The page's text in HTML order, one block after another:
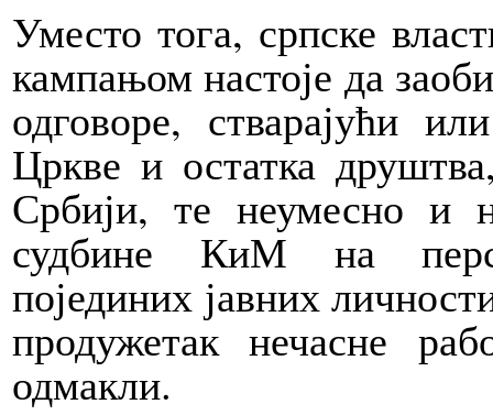
Уместо тога, српске
кампањом настоје да
одговоре, стварајући
Цркве и остатка
Србији, те неумесно и
судбине КиМ на
појединих јавних
продужетак нечасне
одмакли.